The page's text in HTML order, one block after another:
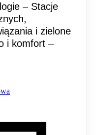
– Stacje
i zielone
i komfort –